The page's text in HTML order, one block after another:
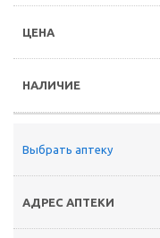
Выбрать аптеку